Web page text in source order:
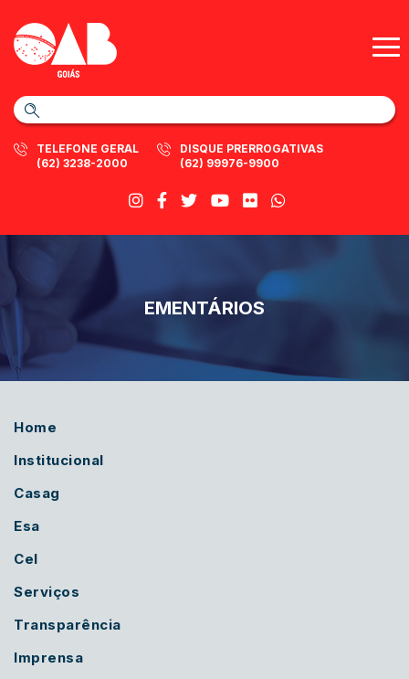
TELEFONE GERAL
(62) 3238-2000
DISQUE PRERROGATIVAS
(62) 99976-9900
EMENTÁRIOS
Home
Institucional
Casag
Esa
Cel
Serviços
Transparência
Imprensa